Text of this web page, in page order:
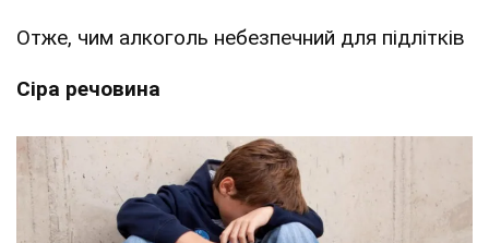
Отже, чим алкоголь небезпечний для підлітків
Сіра речовина